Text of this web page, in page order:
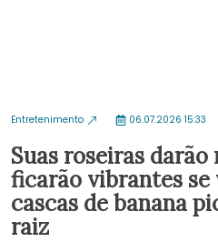
Entretenimento 06.07.2026 15:33
Suas roseiras darão
ficarão vibrantes
cascas de banana
raiz